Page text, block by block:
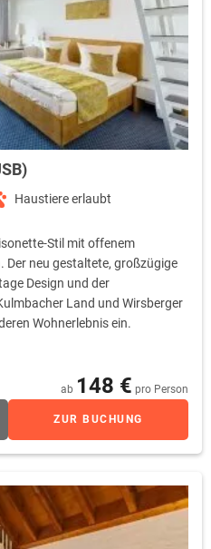
Haustiere erlaubt
Stil mit offenem
Der neu gestaltete, großzügige
Design und der
Land und Wirsberger
Wohnerlebnis ein.
ab 148 € pro Person
ZUR BUCHUNG